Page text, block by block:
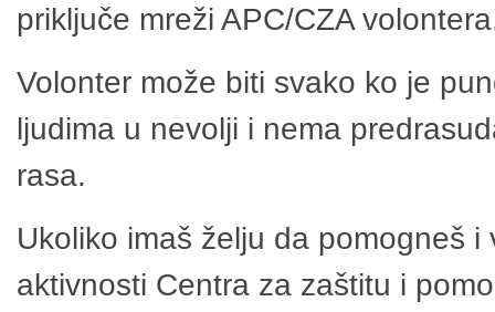
priključe mreži APC/CZA
Volonter može biti svako ko je
ljudima u nevolji i nema
rasa.
Ukoliko imaš želju da pomogneš
aktivnosti Centra za zaštitu i